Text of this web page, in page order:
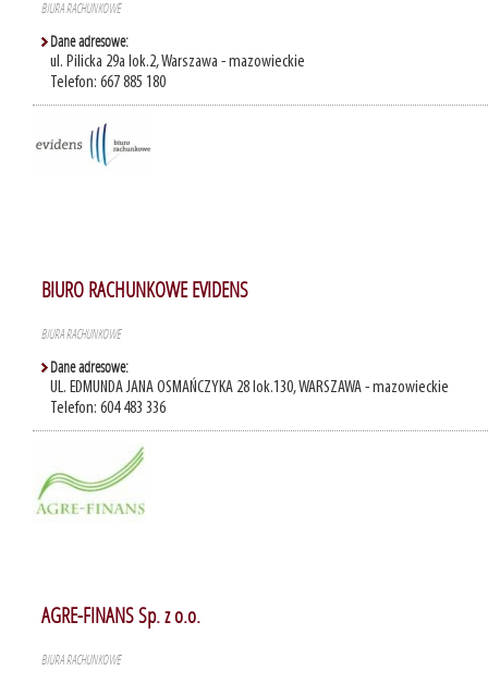
BIURA RACHUNKOWE
Dane adresowe:
ul. Pilicka 29a lok.2, Warszawa - mazowieckie
Telefon: 667 885 180
BIURO RACHUNKOWE EVIDENS
BIURA RACHUNKOWE
Dane adresowe:
UL. EDMUNDA JANA OSMAŃCZYKA 28 lok.130, WARSZAWA - mazowieckie
Telefon: 604 483 336
AGRE-FINANS Sp. z o.o.
BIURA RACHUNKOWE